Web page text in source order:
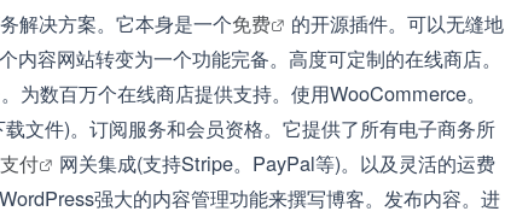
解决方案。它本身是一个免费
的开源插件。可以无缝地
容网站转变为一个功能完备。高度可定制的在线商店。
数百万个在线商店提供支持。使用WooCommerce。
文件)。订阅服务和会员资格。它提供了所有电子商务所
支付
网关集成(支持Stripe。PayPal等)。以及灵活的运费
强大的内容管理功能来撰写博客。发布内容。进